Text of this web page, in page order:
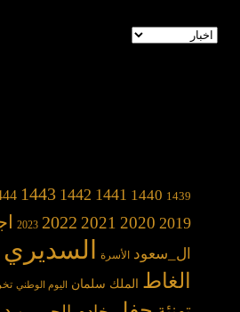
تصنيفات
1439
1440
1441
1442
1443
2019
2020
2021
2022
2023
ال_سعود الأسرة السديري
الغاط الملك سلمان اليوم الوطني